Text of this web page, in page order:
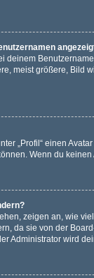
deinem
meist größere, Bild
„Profil“ einen
Wenn du
zeigen an, wie
da sie von der
Administrator wird